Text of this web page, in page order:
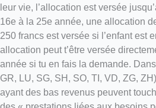
leur vie, l’allocation est versée
16e à la 25e année, une allocation
250 francs est versée si l’enfant est
allocation peut t’être versée
année si tu en fais la demande.
GR, LU, SG, SH, SO, TI, VD, ZG,
ayant des bas revenus peuvent